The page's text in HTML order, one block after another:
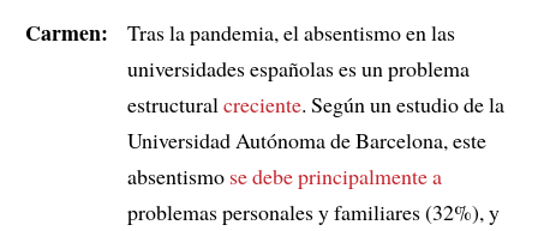
Carmen:
Tras la pandemia, el absentismo en las
universidades españolas es un problema
estructural creciente. Según un estudio de la
Universidad Autónoma de Barcelona, este
absentismo se debe principalmente a
problemas personales y familiares (32%), y